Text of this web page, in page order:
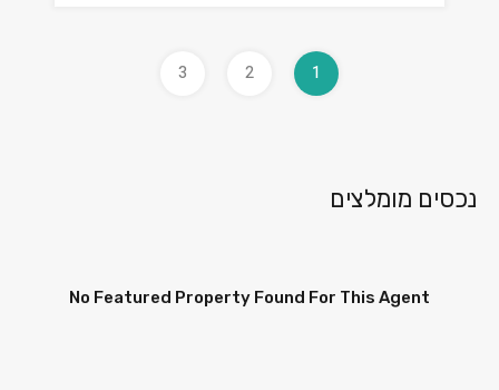
1
2
3
נכסים מומלצים
No Featured Property Found For This Agent